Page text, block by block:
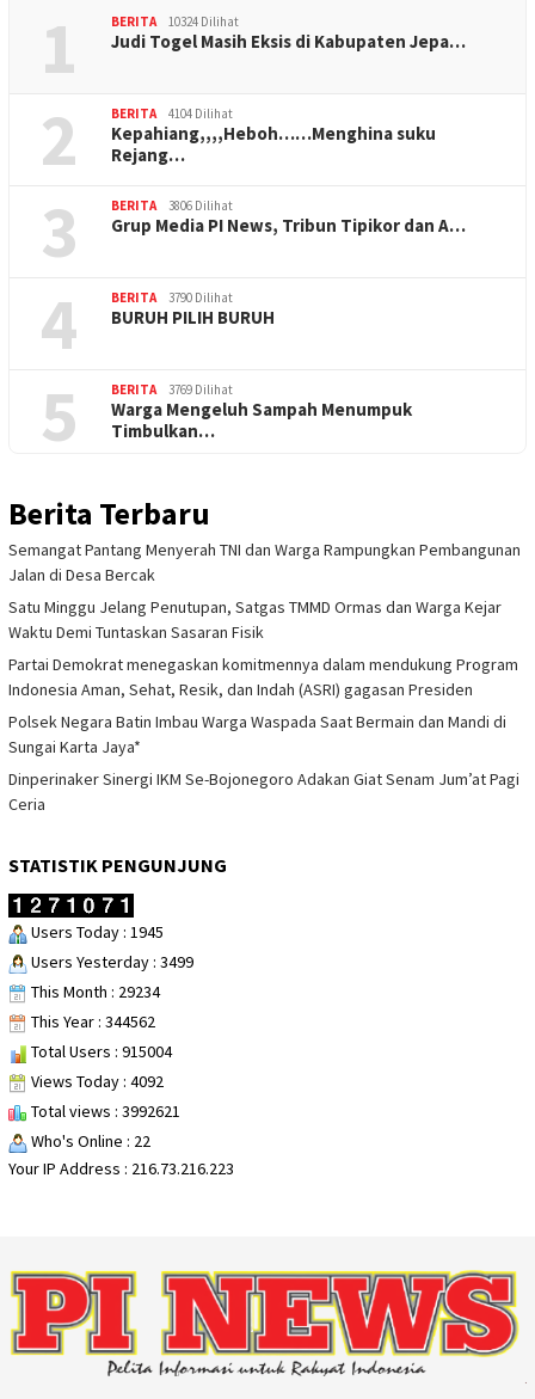
1 BERITA 10324 Dilihat
Judi Togel Masih Eksis di Kabupaten Jepa…
2 BERITA 4104 Dilihat
Kepahiang,,,,Heboh……Menghina suku
Rejang…
3 BERITA 3806 Dilihat
Grup Media PI News, Tribun Tipikor dan A…
4 BERITA 3790 Dilihat
BURUH PILIH BURUH
5 BERITA 3769 Dilihat
Warga Mengeluh Sampah Menumpuk
Timbulkan…
Berita Terbaru
Semangat Pantang Menyerah TNI dan Warga Rampungkan Pembangunan
Jalan di Desa Bercak
Satu Minggu Jelang Penutupan, Satgas TMMD Ormas dan Warga Kejar
Waktu Demi Tuntaskan Sasaran Fisik
Partai Demokrat menegaskan komitmennya dalam mendukung Program
Indonesia Aman, Sehat, Resik, dan Indah (ASRI) gagasan Presiden
Polsek Negara Batin Imbau Warga Waspada Saat Bermain dan Mandi di
Sungai Karta Jaya*
Dinperinaker Sinergi IKM Se-Bojonegoro Adakan Giat Senam Jum’at Pagi
Ceria
STATISTIK PENGUNJUNG
Users Today : 1945
Users Yesterday : 3499
This Month : 29234
This Year : 344562
Total Users : 915004
Views Today : 4092
Total views : 3992621
Who's Online : 22
Your IP Address : 216.73.216.223